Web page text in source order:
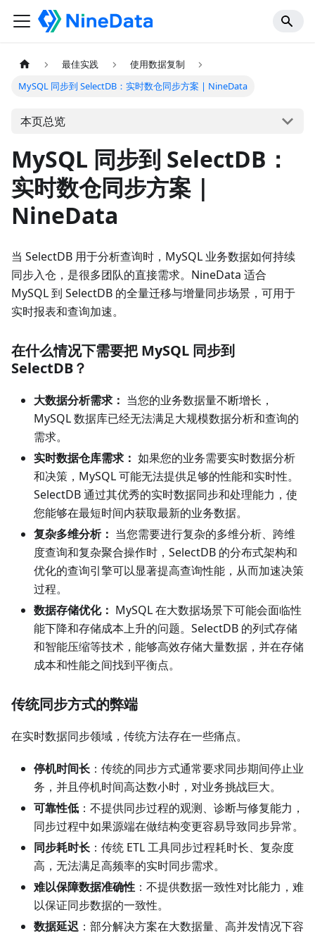
最佳实践
使用数据复制
MySQL 同步到 SelectDB：实时数仓同步方案 | NineData
本页总览
MySQL 同步到 SelectDB：
实时数仓同步方案 |
NineData
当 SelectDB 用于分析查询时，MySQL 业务数据如何持续
同步入仓，是很多团队的直接需求。NineData 适合
MySQL 到 SelectDB 的全量迁移与增量同步场景，可用于
实时报表和查询加速。
在什么情况下需要把 MySQL 同步到
SelectDB？
大数据分析需求： 当您的业务数据量不断增长，
MySQL 数据库已经无法满足大规模数据分析和查询的
需求。
实时数据仓库需求： 如果您的业务需要实时数据分析
和决策，MySQL 可能无法提供足够的性能和实时性。
SelectDB 通过其优秀的实时数据同步和处理能力，使
您能够在最短时间内获取最新的业务数据。
复杂多维分析： 当您需要进行复杂的多维分析、跨维
度查询和复杂聚合操作时，SelectDB 的分布式架构和
优化的查询引擎可以显著提高查询性能，从而加速决策
过程。
数据存储优化： MySQL 在大数据场景下可能会面临性
能下降和存储成本上升的问题。SelectDB 的列式存储
和智能压缩等技术，能够高效存储大量数据，并在存储
成本和性能之间找到平衡点。
传统同步方式的弊端
在实时数据同步领域，传统方法存在一些痛点。
停机时间长 ：传统的同步方式通常要求同步期间停止业
务，并且停机时间高达数小时，对业务挑战巨大。
可靠性低 ：不提供同步过程的观测、诊断与修复能力，
同步过程中如果源端在做结构变更容易导致同步异常。
同步耗时长 ：传统 ETL 工具同步过程耗时长、复杂度
高，无法满足高频率的实时同步需求。
难以保障数据准确性 ：不提供数据一致性对比能力，难
以保证同步数据的一致性。
数据延迟 ：部分解决方案在大数据量、高并发情况下容